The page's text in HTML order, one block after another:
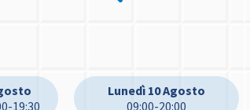
19:30
Lunedì 10 Agosto
09:00-20:00